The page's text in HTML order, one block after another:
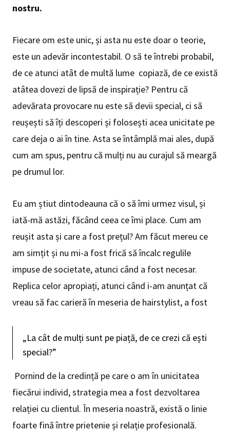
nostru.
Fiecare om este unic, și asta nu este doar o teorie,
este un adevăr incontestabil. O să te întrebi probabil,
de ce atunci atât de multă lume copiază, de ce există
atâtea dovezi de lipsă de inspirație? Pentru că
adevărata provocare nu este să devii special, ci să
reușești să îți descoperi și folosești acea unicitate pe
care deja o ai în tine. Asta se întâmplă mai ales, după
cum am spus, pentru că mulți nu au curajul să meargă
pe drumul lor.
Eu am știut dintodeauna că o să îmi urmez visul, și
iată-mă astăzi, făcând ceea ce îmi place. Cum am
reușit asta și care a fost prețul? Am făcut mereu ce
am simțit și nu mi-a fost frică să încalc regulile
impuse de societate, atunci când a fost necesar.
Replica celor apropiați, atunci când i-am anunțat că
vreau să fac carieră în meseria de hairstylist, a fost
„La cât de mulți sunt pe piață, de ce crezi că ești
special?”
Pornind de la credință pe care o am în unicitatea
fiecărui individ, strategia mea a fost dezvoltarea
relației cu clientul. În meseria noastră, există o linie
foarte fină între prietenie și relație profesională.